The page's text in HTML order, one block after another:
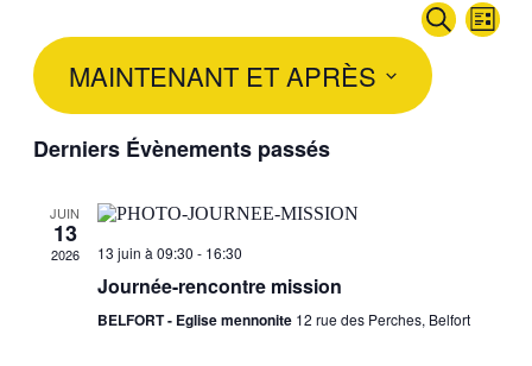
et
de
RECHERCHE
de
LISTE
MAINTENANT ET APRÈS
une
Derniers Évènements passés
JUIN
13
2026 13 juin à 09:30 - 16:30
Journée-rencontre mission
BELFORT - Eglise mennonite 12 rue des Perches, Belfort